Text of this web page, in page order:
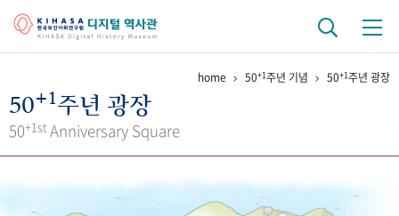
걸어온 길 기관 변천사
키워드로 보는 연구 역사
연구자들
home 50+1주년 기념 50+1주년 광장
50+1주년 광장
50+1st Anniversary Square